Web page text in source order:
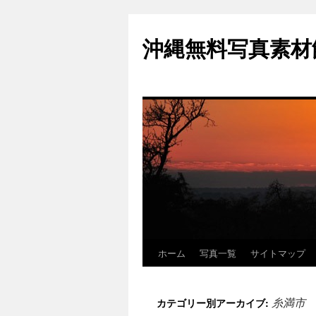
沖縄無料写真素
ホーム 写真一覧 サイトマップ
カテゴリー別アーカイブ: 糸満市